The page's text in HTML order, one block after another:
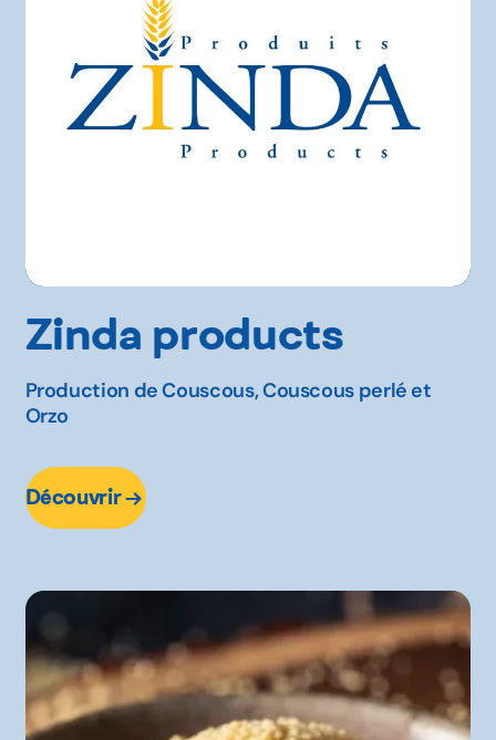
Zinda products
Production de Couscous, Couscous perlé et
Orzo
Découvrir